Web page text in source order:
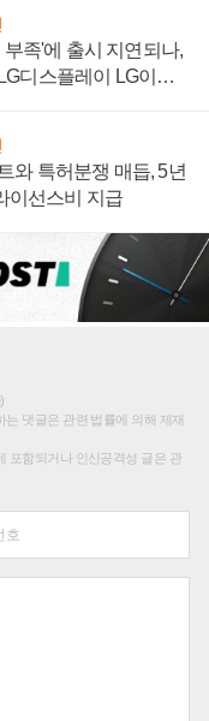
족'에 출시 지연되나,
디스플레이 LG이노
와 특허분쟁 매듭, 5년
이선스비 지급
댓글은 관련 법률에 의해 제재
포함되거나 인신공격성 글은 관